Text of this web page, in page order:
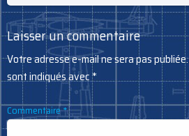
Laisser un commentaire
Votre adresse e-mail ne sera pas publiée.
sont indiqués avec*
Commentaire*